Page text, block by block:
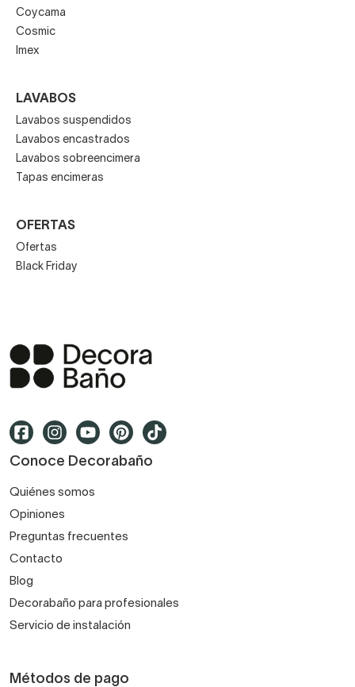
Coycama
Cosmic
Imex
LAVABOS
Lavabos suspendidos
Lavabos encastrados
Lavabos sobreencimera
Tapas encimeras
OFERTAS
Ofertas
Black Friday
Conoce Decorabaño
Quiénes somos
Opiniones
Preguntas frecuentes
Contacto
Blog
Decorabaño para profesionales
Servicio de instalación
Métodos de pago